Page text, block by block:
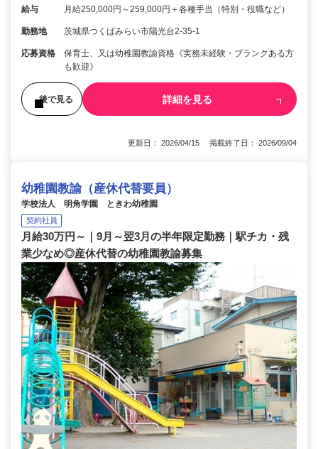
給与 月給250,000円～259,000円＋各種手当（特別・役職など）
勤務地 茨城県つくばみらい市陽光台2-35-1
応募資格
保育士、又は幼稚園教諭資格《実務未経験・ブランクある方
も歓迎》
後で見る 詳細を見る
更新日： 2026/04/15 掲載終了日： 2026/09/04
幼稚園教諭（産休代替要員）
学校法人 明角学園 ときわ幼稚園
契約社員
月給30万円～｜9月～翌3月の半年限定勤務｜駅チカ・残
業少なめ◎産休代替の幼稚園教諭募集